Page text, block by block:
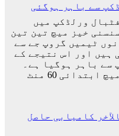
شکست
کیساتھ
رونالڈو
کا
ورلڈ
کپ
کا
سفر
سے باہر ہوگئی
ورلڈکپ میں
خیز میچ تین تین
ٹیمیں گروپ جے سے
گئی ہیں اور اس نتیجے کے
سے باہر ہوگیا ہے۔
الجزائز اور آسٹریا کا میچ ابتدائی 60 منٹ
کامیابی حاصل